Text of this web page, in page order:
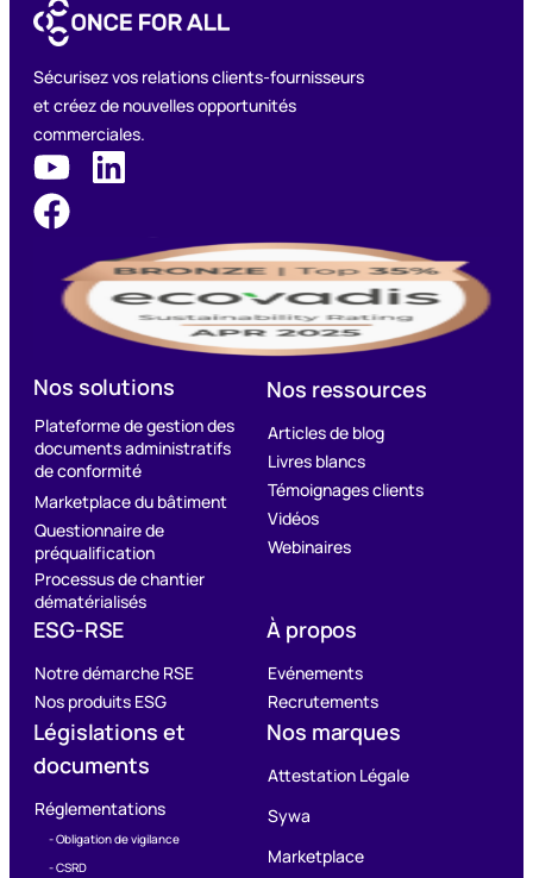
Sécurisez vos relations clients-fournisseurs
et créez de nouvelles opportunités
commerciales.
Nos solutions
Plateforme de gestion des
documents administratifs
de conformité
Marketplace du bâtiment
Questionnaire de
préqualification
Processus de chantier
dématérialisés
Articles de blog
Livres blancs
Témoignages clients
Vidéos
Webinaires
Nos ressources
ESG-RSE
Notre démarche RSE
Nos produits ESG
À propos
Evénements
Recrutements
Législations et
documents
Réglementations
- Obligation de vigilance
- CSRD
Nos marques
Attestation Légale
Sywa
Marketplace